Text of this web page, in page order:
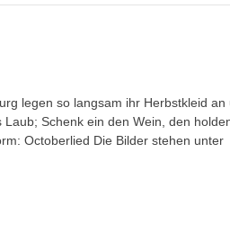
legen so langsam ihr Herbstkleid an
Schenk ein den Wein, den
Octoberlied Die Bilder stehen unter